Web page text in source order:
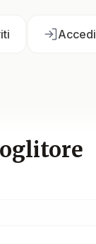
Accedi